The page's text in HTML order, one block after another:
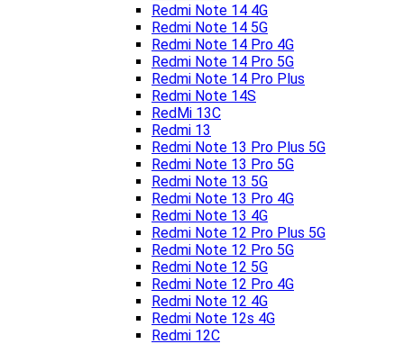
Redmi Note 14 4G
Redmi Note 14 5G
Redmi Note 14 Pro 4G
Redmi Note 14 Pro 5G
Redmi Note 14 Pro Plus
Redmi Note 14S
RedMi 13C
Redmi 13
Redmi Note 13 Pro Plus 5G
Redmi Note 13 Pro 5G
Redmi Note 13 5G
Redmi Note 13 Pro 4G
Redmi Note 13 4G
Redmi Note 12 Pro Plus 5G
Redmi Note 12 Pro 5G
Redmi Note 12 5G
Redmi Note 12 Pro 4G
Redmi Note 12 4G
Redmi Note 12s 4G
Redmi 12C